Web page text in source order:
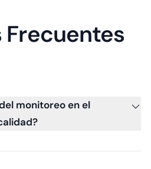
Frecuentes
monitoreo en el